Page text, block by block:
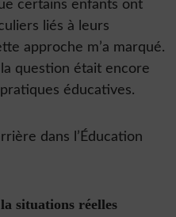
certains enfants ont
liés à leurs
approche m’a marqué.
question était encore
éducatives.
dans l’Éducation
situations réelles